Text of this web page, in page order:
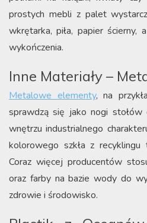
prostych mebli z palet
wkrętarka, piła, papier
wykończenia.
Inne Materiały –
Metalowe elementy, na
sprawdzą się jako nogi stołów
wnętrzu industrialnego
kolorowego szkła z
Coraz więcej producentów
oraz farby na bazie wody do
zdrowie i środowisko.